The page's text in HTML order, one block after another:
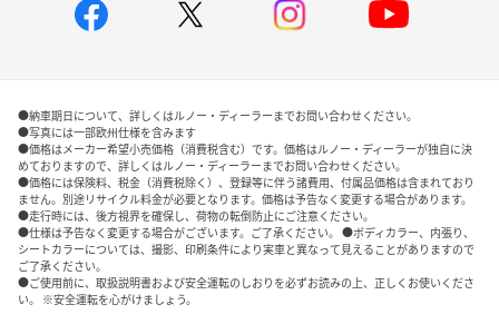
●納車期日について、詳しくはルノー・ディーラーまでお問い合わせください。
●写真には一部欧州仕様を含みます
●価格はメーカー希望小売価格（消費税含む）です。価格はルノー・ディーラーが独自に決
めておりますので、詳しくはルノー・ディーラーまでお問い合わせください。
●価格には保険料、税金（消費税除く）、登録等に伴う諸費用、付属品価格は含まれており
ません。別途リサイクル料金が必要となります。価格は予告なく変更する場合があります。
●走行時には、後方視界を確保し、荷物の転倒防止にご注意ください。
●仕様は予告なく変更する場合がございます。ご了承ください。 ●ボディカラー、内張り、
シートカラーについては、撮影、印刷条件により実車と異なって見えることがありますので
ご了承ください。
●ご使用前に、取扱説明書および安全運転のしおりを必ずお読みの上、正しくお使いくださ
い。 ※安全運転を心がけましょう。